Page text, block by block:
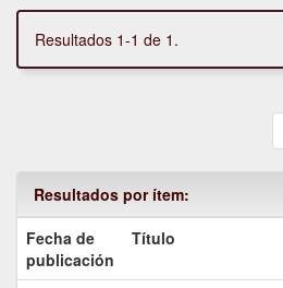
Resultados 1-1 de 1.
Resultados por ítem:
Fecha de
publicación
Título